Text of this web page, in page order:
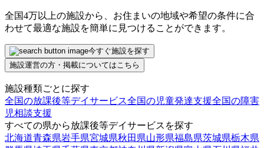
全国4万以上の施設から、お住まいの地域や希望の条件に合
わせて最適な施設を簡単に見つけることができます。
今すぐ施設を探す
施設運営の方・掲載についてはこちら
施設種類ごとに探す
全国の放課後等デイサービス全国の児童発達支援全国の障害
児相談支援
すべての県から放課後等デイサービスを探す
北海道青森県岩手県宮城県秋田県山形県福島県茨城県栃木県